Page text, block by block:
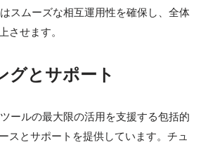
スムーズな相互運用性を確保し、全体
させます。
グとサポート
ールの最大限の活用を支援する包括的
スとサポートを提供しています。チュ